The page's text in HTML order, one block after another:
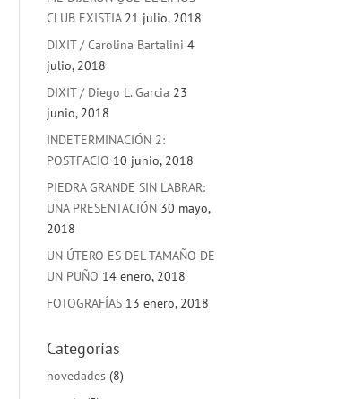
CLUB EXISTIA 21 julio, 2018
DIXIT / Carolina Bartalini 4
julio, 2018
DIXIT / Diego L. Garcia 23
junio, 2018
INDETERMINACIÓN 2:
POSTFACIO 10 junio, 2018
PIEDRA GRANDE SIN LABRAR:
UNA PRESENTACIÓN 30 mayo,
2018
UN ÚTERO ES DEL TAMAÑO DE
UN PUÑO 14 enero, 2018
FOTOGRAFÍAS 13 enero, 2018
Categorías
novedades (8)